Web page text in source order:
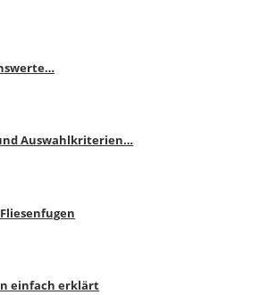
Auswahlkriterien…
einfach erklärt